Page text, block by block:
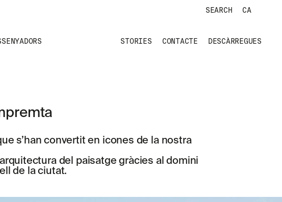
SEARCH CA
STORIES CONTACTE DESCÀRREGUES
s’han convertit en icones de la nostra
del paisatge gràcies al domini
de la ciutat.